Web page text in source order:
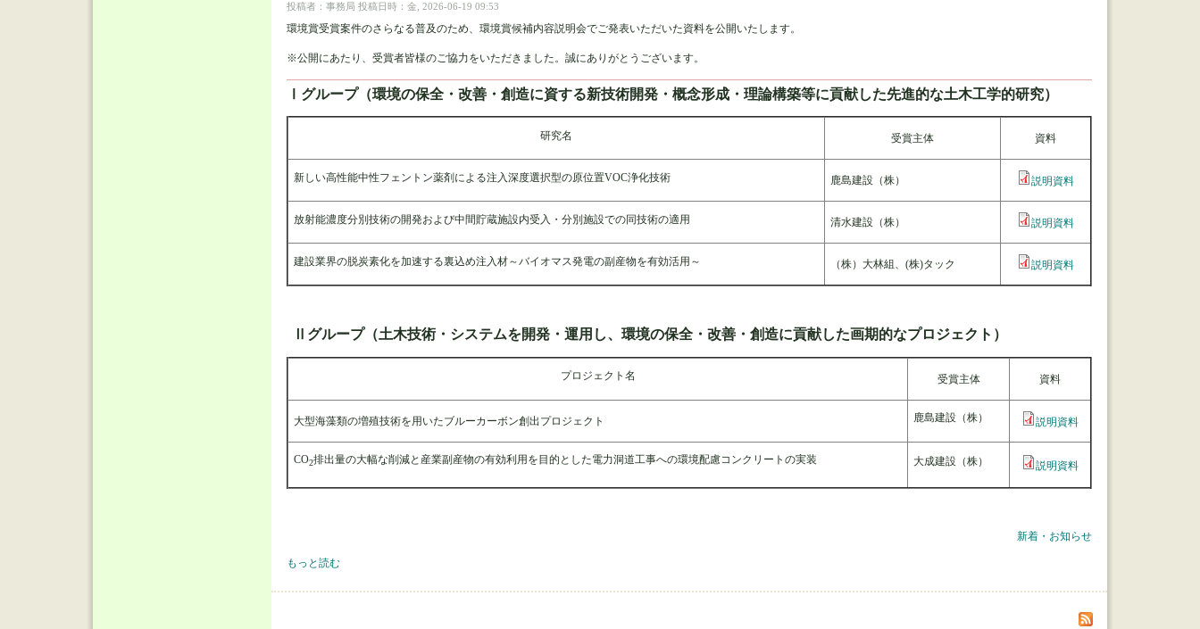
投稿者： 事務局 投稿日時：金, 2026-06-19 09:53
環境賞受賞案件のさらなる普及のため、環境賞候補内容説明会でご発表いただいた資料を公開いたします。
※公開にあたり、受賞者皆様のご協力をいただきました。誠にありがとうございます。
Ⅰグループ（環境の保全・改善・創造に資する新技術開発・概念形成・理論構築等に貢献した先進的な土木工学的研究）
研究名 受賞主体 資料
新しい高性能中性フェントン薬剤による注入深度選択型の原位置VOC浄化技術 鹿島建設（株） 説明資料
放射能濃度分別技術の開発および中間貯蔵施設内受入・分別施設での同技術の適用 清水建設（株） 説明資料
建設業界の脱炭素化を加速する裏込め注入材～バイオマス発電の副産物を有効活用～ （株）大林組、(株)タック 説明資料
Ⅱグループ（土木技術・システムを開発・運用し、環境の保全・改善・創造に貢献した画期的なプロジェクト）
プロジェクト名 受賞主体 資料
大型海藻類の増殖技術を用いたブルーカーボン創出プロジェクト 鹿島建設（株） 説明資料
CO2排出量の大幅な削減と産業副産物の有効利用を目的とした電力洞道工事への環境配慮コンクリートの実装 大成建設（株） 説明資料
新着・お知らせ
令和7年度環境賞受賞関連資料 について
もっと読む